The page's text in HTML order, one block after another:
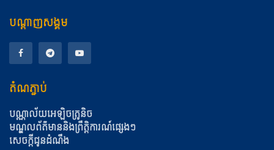
បណ្តាញសង្គម
តំណភ្ជាប់
បណ្ណាល័យអេឡិចត្រូនិច
មណ្ឌលព័ត៌មាននិងព្រឹត្តិការណ៍ផ្សេងៗ
សេចក្តីជូនដំណឹង